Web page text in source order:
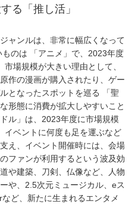
る「推し活」
ャンルは、非常に幅広くなって
のは 「アニメ」で、2023年度
場規模が大きい理由として、
作の漫画が購入されたり、ゲー
となったスポットを巡る 「聖
形態に消費が拡大しやすいこと
ル」は、2023年度に市場規模
イベントに何度も足を運ぶなど
え、イベント開催時には、会場
ファンが利用するという波及効
や建築、刀剣、仏像など、人物
や、2.5次元ミュージカル、eス
ど、新たに生まれるエンタメ